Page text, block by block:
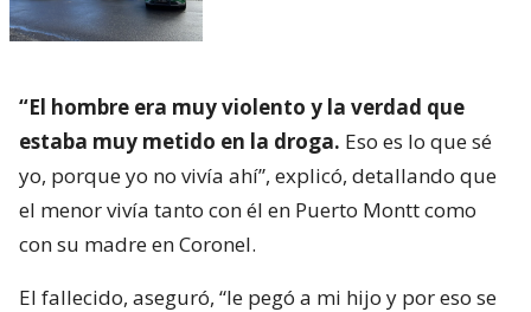
“El hombre era muy violento y la verdad que
estaba muy metido en la droga. Eso es lo que sé
yo, porque yo no vivía ahí”, explicó, detallando que
el menor vivía tanto con él en Puerto Montt como
con su madre en Coronel.
El fallecido, aseguró, “le pegó a mi hijo y por eso se